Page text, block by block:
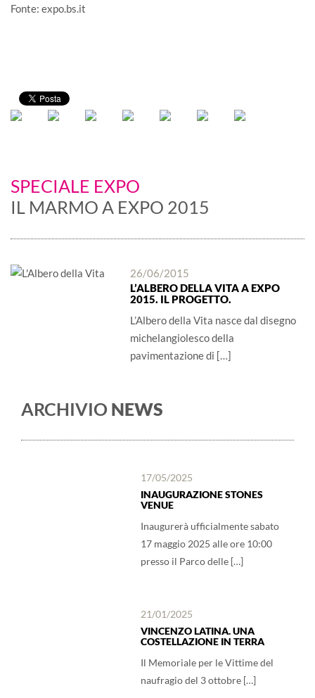
Fonte: expo.bs.it
SPECIALE EXPO
IL MARMO A EXPO 2015
26/06/2015
L’ALBERO DELLA VITA A EXPO
2015. IL PROGETTO.
L’Albero della Vita nasce dal disegno
michelangiolesco della
pavimentazione di […]
ARCHIVIO NEWS
17/05/2025
INAUGURAZIONE STONES
VENUE
Inaugurerà ufficialmente sabato
17 maggio 2025 alle ore 10:00
presso il Parco delle […]
21/01/2025
VINCENZO LATINA. UNA
COSTELLAZIONE IN TERRA
Il Memoriale per le Vittime del
naufragio del 3 ottobre […]